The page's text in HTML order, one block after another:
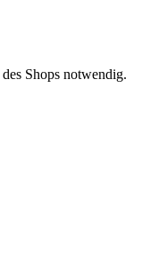
Shops notwendig.